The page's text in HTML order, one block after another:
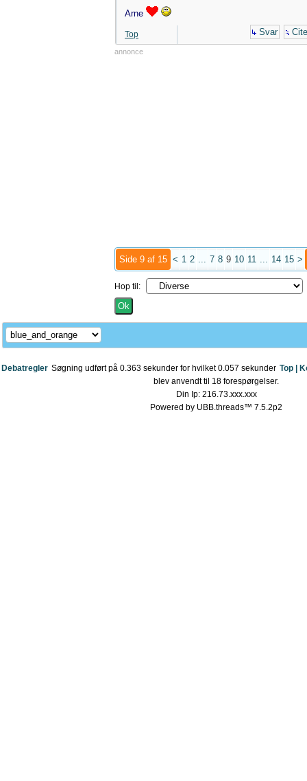
Arne
Top Svar
annonce
Side 9 af 15 < 1 2 ... 7 8 9 10 11 ... 14 15 >
Hop til:
Debatregler Top |
Søgning udført på 0.363 sekunder for hvilket 0.057 sekunder
blev anvendt til 18 forespørgelser.
Din Ip: 216.73.xxx.xxx
Powered by UBB.threads™ 7.5.2p2